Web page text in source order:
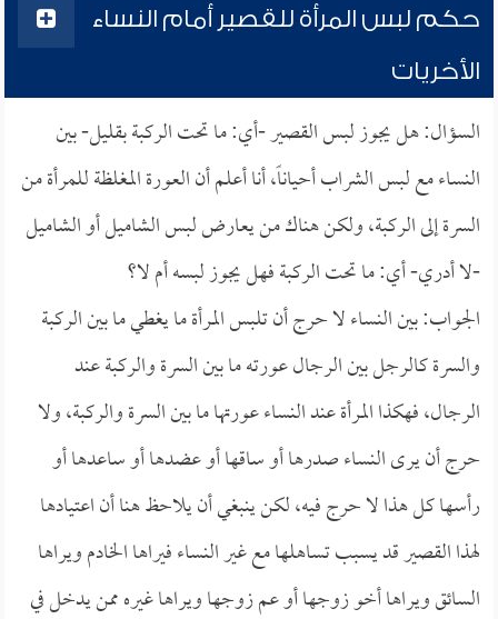
حكم لبس المرأة للقصير أمام النساء
الأخريات
السؤال: هل يجوز لبس القصير -أي: ما تحت الركبة بقليل- بين
النساء مع لبس الشراب أحياناً، أنا أعلم أن العورة المغلظة للمرأة من
السرة إلى الركبة، ولكن هناك من يعارض لبس الشاميل أو الشاميل
-لا أدري- أي: ما تحت الركبة فهل يجوز لبسه أم لا؟
الجواب: بين النساء لا حرج أن تلبس المرأة ما يغطي ما بين الركبة
والسرة كالرجل بين الرجال عورته ما بين السرة والركبة عند
الرجال، فهكذا المرأة عند النساء عورتها ما بين السرة والركبة، ولا
حرج أن يرى النساء صدرها أو ساقها أو عضدها أو ساعدها أو
رأسها كل هذا لا حرج فيه، لكن ينبغي أن يلاحظ هنا أن اعتيادها
لهذا القصير قد يسبب تساهلها مع غير النساء فيراها الخادم ويراها
السائق ويراها أخو زوجها أو عم زوجها ويراها غيره ممن يدخل في